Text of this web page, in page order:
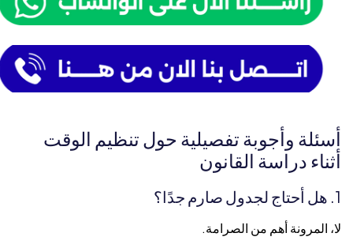
أسئلة وأجوبة تفصيلية حول تنظيم الوقت
أثناء دراسة القانون
1. هل أحتاج لجدول صارم جدًا؟
لا، المرونة أهم من الصرامة.